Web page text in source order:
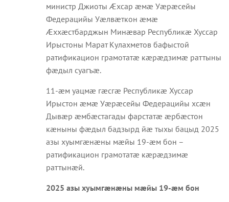
министр Джиоты Æхсар æмæ Уæрæсейы
Федерацийы Уæлвæткон æмæ
Æххæстбарджын Минæвар Республикæ Хуссар
Ирыстоны Марат Кулахметов бафыстой
ратификацион грамотатæ кæрæдзимæ раттыны
фæдыл суагъæ.
11-æм уацмæ гæсгæ Республикæ Хуссар
Ирыстон æмæ Уæрæсейы Федерацийы хсæн
Дывæр æмбæстагады фарстатæ æрбæстон
кæныны фæдыл бадзырд йæ тыхы бацыд 2025
азы хуымгæнæны мæйы 19-æм бон –
ратификацион грамотатæ кæрæдзимæ
раттынæй.
2025 азы хуымгæнæны мæйы 19-æм бон